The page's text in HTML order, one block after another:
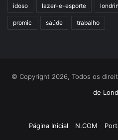
idoso lazer-e-esporte
promic saúde trabalho
© Copyright 2026, Todos os
de
Página Inicial N.COM